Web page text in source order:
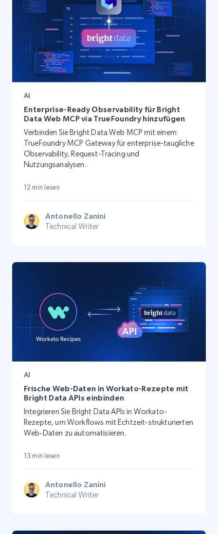
AI
Enterprise-Ready Observability für Bright
Data Web MCP via TrueFoundry hinzufügen
Verbinden Sie Bright Data Web MCP mit einem
TrueFoundry MCP Gateway für enterprise-taugliche
Observability, Request-Tracing und
Nutzungsanalysen.
12 min lesen
Antonello Zanini
Technical Writer
AI
Frische Web-Daten in Workato-Rezepte mit
Bright Data APIs einbinden
Integrieren Sie Bright Data APIs in Workato-
Rezepte, um Workflows mit Echtzeit-strukturierten
Web-Daten zu automatisieren.
13 min lesen
Antonello Zanini
Technical Writer